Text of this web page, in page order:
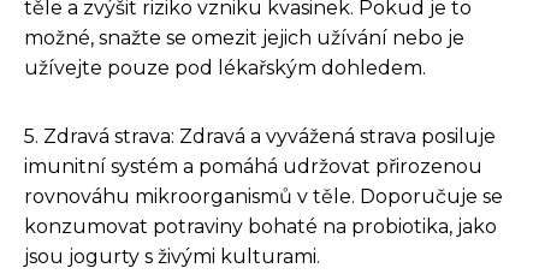
těle a zvýšit riziko vzniku kvasinek. Pokud je to
možné, snažte se omezit jejich užívání nebo je
užívejte pouze pod lékařským dohledem.
5. Zdravá strava: Zdravá a vyvážená strava posiluje
imunitní systém a pomáhá udržovat přirozenou
rovnováhu mikroorganismů v těle. Doporučuje se
konzumovat potraviny bohaté na probiotika, jako
jsou jogurty s živými kulturami.